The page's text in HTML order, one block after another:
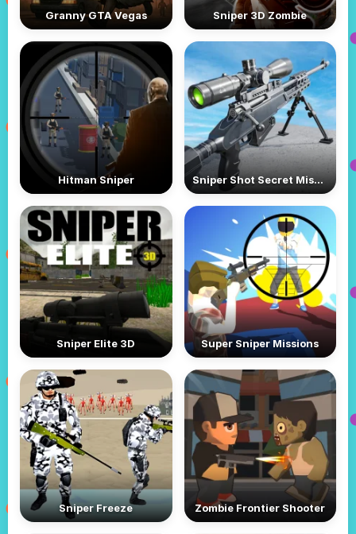
Granny GTA Vegas Sniper 3D Zombie
Hitman Sniper Sniper Shot Secret Mission
Sniper Elite 3D Super Sniper Missions
Sniper Freeze Zombie Frontier Shooter